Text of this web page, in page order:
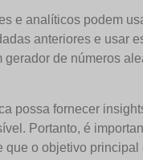
e analíticos podem
anteriores e usar
gerador de números
possa fornecer
Portanto, é
que o objetivo